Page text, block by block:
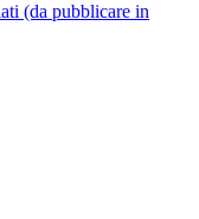
(da pubblicare in